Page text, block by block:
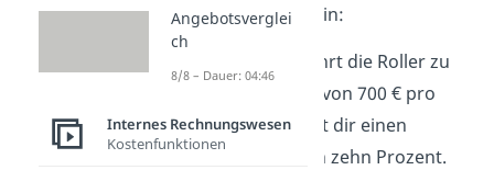
einem Hersteller ein:
Scooter AG führt die Roller zu
einem Listenpreis von 700 € pro
Stückund gewährt dir einen
Mengenrabatt von zehn Prozent.
Angebotsverglei
ch
8/8 – Dauer: 04:46
Internes Rechnungswesen
Kostenfunktionen